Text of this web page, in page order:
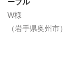
W様
（岩手県奥州市）